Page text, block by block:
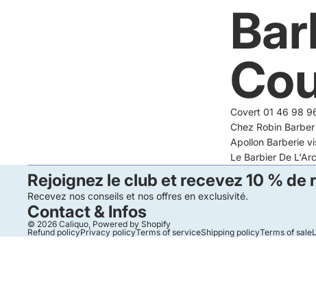
Covert 01 46 98
Chez Robin
Apollon Barberie
Le Barbier De
Rejoignez le club et recevez 10 % de
Recevez nos conseils et nos offres en exclusivité.
Contact & Infos
© 2026 Caliquo, Powered by Shopify
Refund policyPrivacy policyTerms of serviceShipping policyTerms of sale